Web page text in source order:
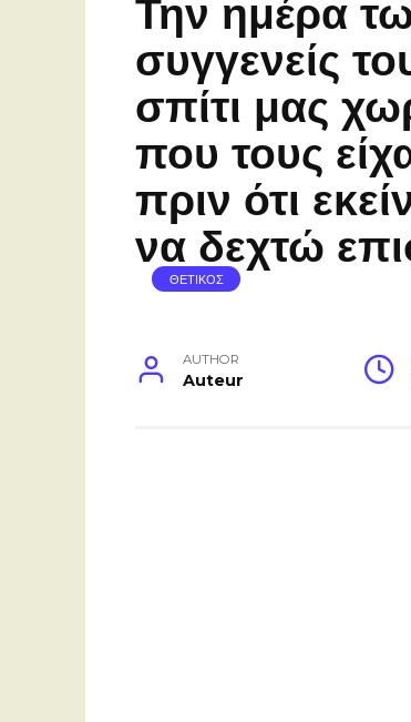
Την ημέρα
συγγενείς
σπίτι μας
που τους
πριν ότι
να δεχτώ
ΘΕΤΙΚΟΣ
AUTHOR
Auteur